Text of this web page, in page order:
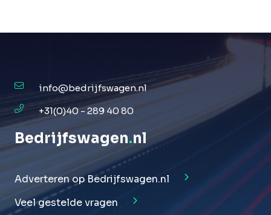
info@bedrijfswagen.nl
+31(0)40 - 289 40 80
Bedrijfswagen.nl
Adverteren op Bedrijfswagen.nl
Veel gestelde vragen